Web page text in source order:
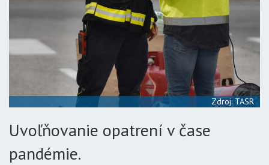
Zdroj: TASR
Uvoľňovanie opatrení v čase
pandémie.